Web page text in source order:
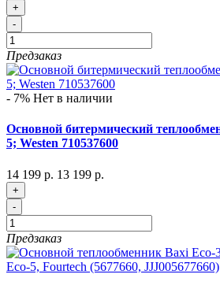
+
-
Предзаказ
- 7% Нет в наличии
Основной битермический
5; Westen 710537600
14 199 р. 13 199 р.
+
-
Предзаказ